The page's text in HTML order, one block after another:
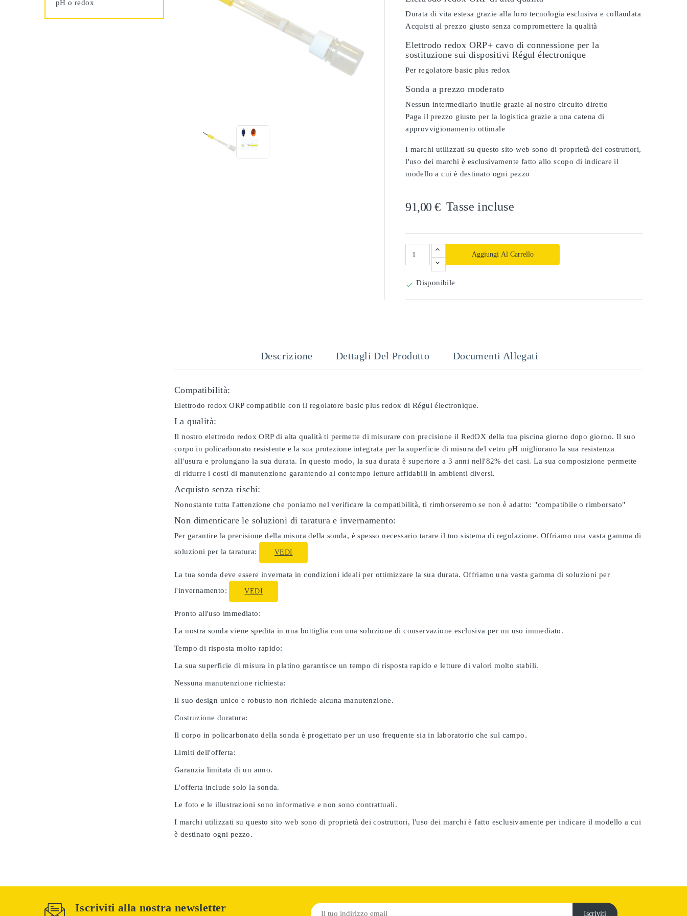
pH o redox
Durata di vita estesa grazie alla loro tecnologia esclusiva e collaudata
Acquisti al prezzo giusto senza compromettere la qualità
Elettrodo redox ORP+ cavo di connessione per la
sostituzione sui dispositivi Régul électronique
Per regolatore basic plus redox
Sonda a prezzo moderato
Nessun intermediario inutile grazie al nostro circuito diretto
Paga il prezzo giusto per la logistica grazie a una catena di
approvvigionamento ottimale
I marchi utilizzati su questo sito web sono di proprietà dei costruttori,
l'uso dei marchi è esclusivamente fatto allo scopo di indicare il
modello a cui è destinato ogni pezzo
91,00 € Tasse incluse
Aggiungi Al Carrello
 Disponibile
Descrizione Dettagli Del Prodotto Documenti Allegati
Compatibilità:
Elettrodo redox ORP compatibile con il regolatore basic plus redox di Régul électronique.
La qualità:
Il nostro elettrodo redox ORP di alta qualità ti permette di misurare con precisione il RedOX della tua piscina giorno dopo giorno. Il suo
corpo in policarbonato resistente e la sua protezione integrata per la superficie di misura del vetro pH migliorano la sua resistenza
all'usura e prolungano la sua durata. In questo modo, la sua durata è superiore a 3 anni nell'82% dei casi. La sua composizione permette
di ridurre i costi di manutenzione garantendo al contempo letture affidabili in ambienti diversi.
Acquisto senza rischi:
Nonostante tutta l'attenzione che poniamo nel verificare la compatibilità, ti rimborseremo se non è adatto: "compatibile o rimborsato"
Non dimenticare le soluzioni di taratura e invernamento:
Per garantire la precisione della misura della sonda, è spesso necessario tarare il tuo sistema di regolazione. Offriamo una vasta gamma di
soluzioni per la taratura:
VEDI
La tua sonda deve essere invernata in condizioni ideali per ottimizzare la sua durata. Offriamo una vasta gamma di soluzioni per
l'invernamento:
VEDI
Pronto all'uso immediato:
La nostra sonda viene spedita in una bottiglia con una soluzione di conservazione esclusiva per un uso immediato.
Tempo di risposta molto rapido:
La sua superficie di misura in platino garantisce un tempo di risposta rapido e letture di valori molto stabili.
Nessuna manutenzione richiesta:
Il suo design unico e robusto non richiede alcuna manutenzione.
Costruzione duratura:
Il corpo in policarbonato della sonda è progettato per un uso frequente sia in laboratorio che sul campo.
Limiti dell'offerta:
Garanzia limitata di un anno.
L'offerta include solo la sonda.
Le foto e le illustrazioni sono informative e non sono contrattuali.
I marchi utilizzati su questo sito web sono di proprietà dei costruttori, l'uso dei marchi è fatto esclusivamente per indicare il modello a cui
è destinato ogni pezzo.
Iscriviti alla nostra newsletter